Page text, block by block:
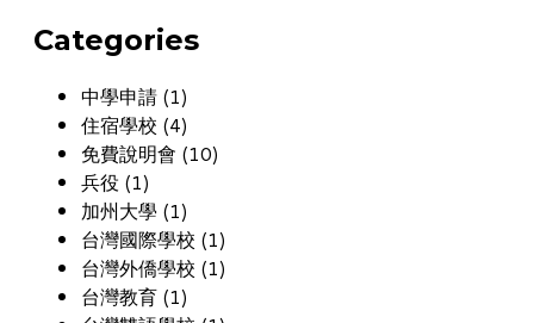
Categories
中學申請 (1)
住宿學校 (4)
免費說明會 (10)
兵役 (1)
加州大學 (1)
台灣國際學校 (1)
台灣外僑學校 (1)
台灣教育 (1)